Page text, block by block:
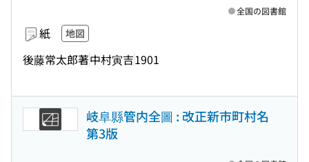
紙 地図
後藤常太郎著中村寅吉1901
全国の図書館
岐阜縣管内全圖 : 改正新市町村名
第3版